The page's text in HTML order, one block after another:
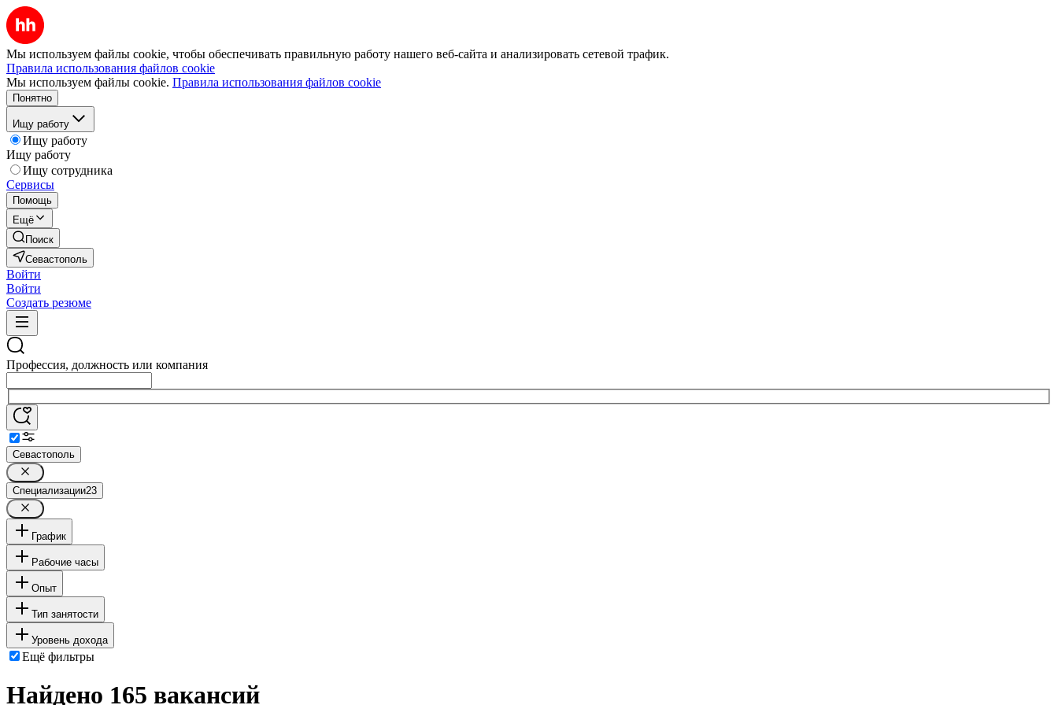
Мы используем файлы cookie, чтобы обеспечивать правильную работу нашего веб-сайта и анализировать сетевой трафик.
Правила использования файлов cookie
Мы используем файлы cookie. Правила использования файлов cookie
Понятно
Ищу работу
Ищу работу
Ищу работу
Ищу сотрудника
Сервисы
Помощь
Ещё
Поиск
Севастополь
Войти
Войти
Создать резюме
Профессия, должность или компания
Севастополь
Специализации23
График
Рабочие часы
Опыт
Тип занятости
Уровень дохода
Ещё фильтры
Найдено 165 вакансий